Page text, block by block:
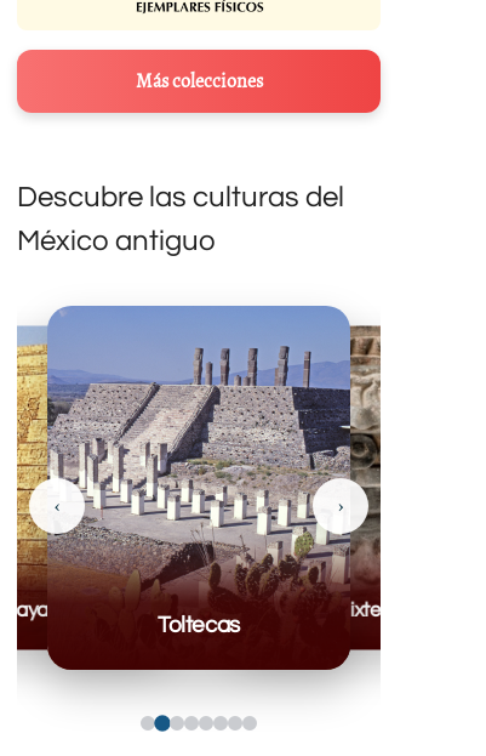
Más colecciones
Descubre las culturas del
México antiguo
Mayas
Toltecas
Mixteca
‹ ›